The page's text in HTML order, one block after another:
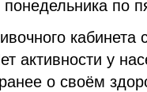
понедельника по
кабинета
активности у
о своём